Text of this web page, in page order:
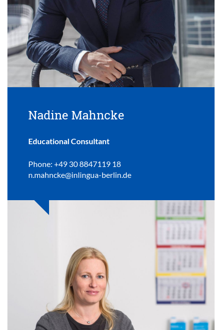
Nadine Mahncke
Educational Consultant
Phone: +49 30 8847119 18
n.mahncke@inlingua-berlin.de